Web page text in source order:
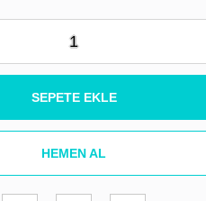
SEPETE EKLE
HEMEN AL